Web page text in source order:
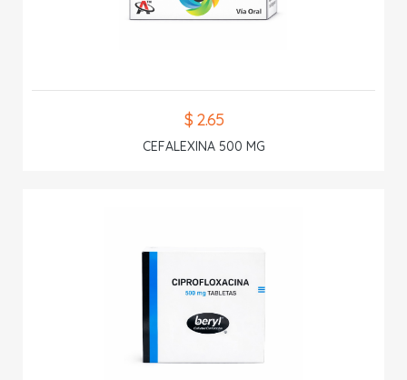
$ 2.65
CEFALEXINA 500 MG